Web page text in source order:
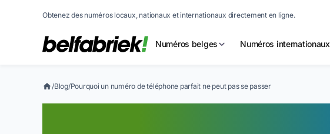
Obtenez des numéros locaux, nationaux et internationaux directement en ligne.
Numéros belges Numéros internationaux
/Blog/Pourquoi un numéro de téléphone parfait ne peut pas se passer